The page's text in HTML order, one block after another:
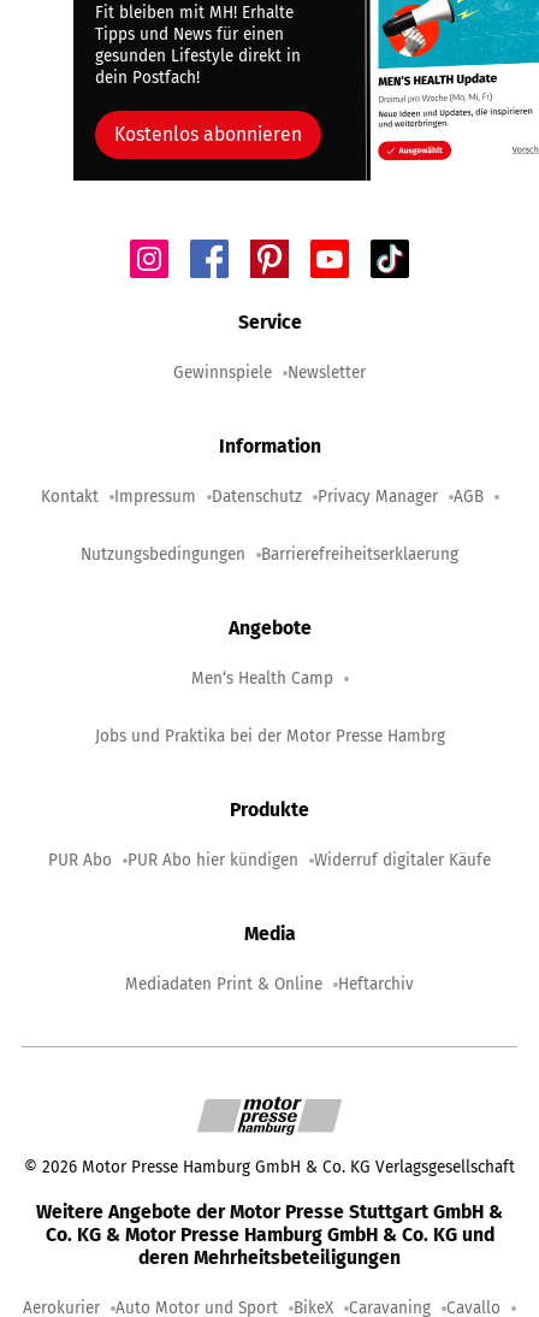
Fit bleiben mit MH! Erhalte
Tipps und News für einen
gesunden Lifestyle direkt in
dein Postfach!
Kostenlos abonnieren
Service
Gewinnspiele Newsletter
Information
Kontakt Impressum Datenschutz Privacy Manager AGB
Nutzungsbedingungen Barrierefreiheitserklaerung
Angebote
Men‘s Health Camp
Jobs und Praktika bei der Motor Presse Hambrg
Produkte
PUR Abo PUR Abo hier kündigen Widerruf digitaler Käufe
Media
Mediadaten Print & Online Heftarchiv
© 2026 Motor Presse Hamburg GmbH & Co. KG Verlagsgesellschaft
Weitere Angebote der Motor Presse Stuttgart GmbH &
Co. KG & Motor Presse Hamburg GmbH & Co. KG und
deren Mehrheitsbeteiligungen
Aerokurier Auto Motor und Sport BikeX Caravaning Cavallo